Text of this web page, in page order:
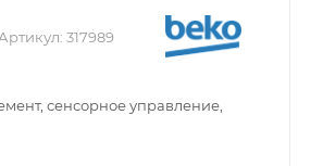
Артикул: 317989
сенсорное управление,